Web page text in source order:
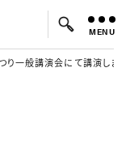
名古屋文理大
MENU
り一般講演会にて講演しま